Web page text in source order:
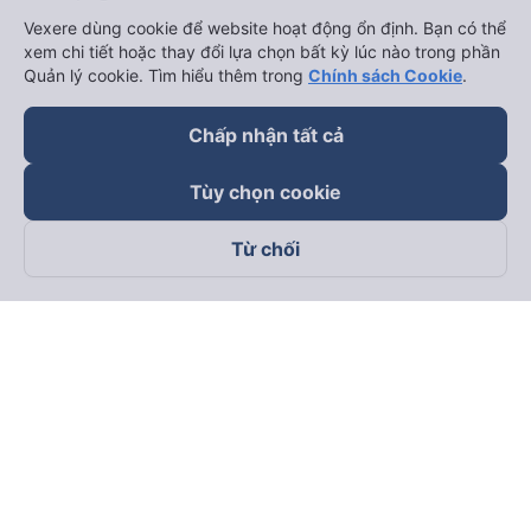
Theo dõi chúng tôi trên
Vexere dùng cookie để website hoạt động ổn định. Bạn có thể
xem chi tiết hoặc thay đổi lựa chọn bất kỳ lúc nào trong phần
Quản lý cookie. Tìm hiểu thêm trong Chính sách Cookie.
Chấp nhận tất cả
Tùy chọn cookie
Từ chối